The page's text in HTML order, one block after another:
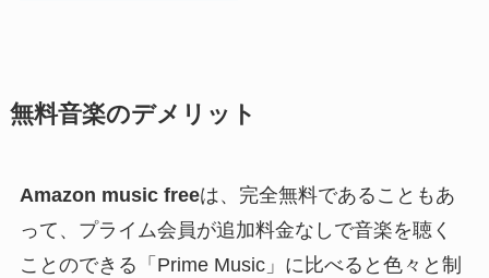
無料音楽のデメリット
Amazon music freeは、完全無料であることもあ
って、プライム会員が追加料金なしで音楽を聴く
ことのできる「Prime Music」に比べると色々と制